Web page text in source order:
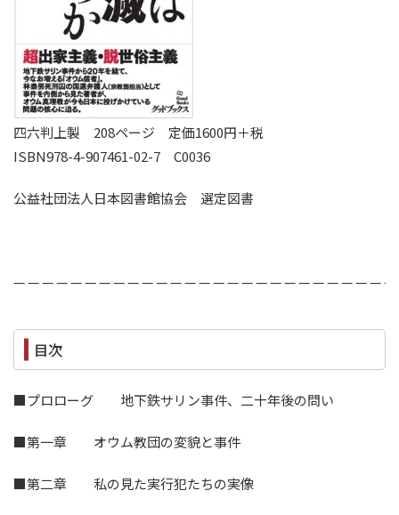
四六判上製 208ページ 定価1600円＋税
ISBN978-4-907461-02-7 C0036
公益社団法人日本図書館協会 選定図書
— — — — — — — — — — — — — — — — — — — — — — — — — —
目次
■プロローグ 地下鉄サリン事件、二十年後の問い
■第一章 オウム教団の変貌と事件
■第二章 私の見た実行犯たちの実像